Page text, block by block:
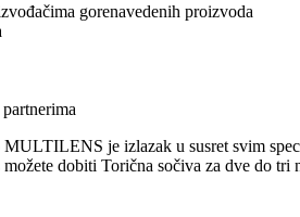
gorenavedenih proizvoda
je izlazak u susret svim
dobiti Torična sočiva za dve do tri